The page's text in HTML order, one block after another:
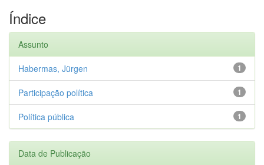
Índice
Assunto
1
Habermas, Jürgen
1
Participação política
1
Política pública
Data de Publicação